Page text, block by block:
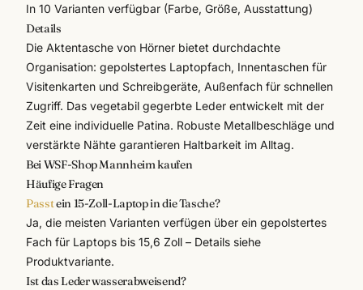
In 10 Varianten verfügbar (Farbe, Größe, Ausstattung)
Details
Die Aktentasche von Hörner bietet durchdachte
Organisation: gepolstertes Laptopfach, Innentaschen für
Visitenkarten und Schreibgeräte, Außenfach für schnellen
Zugriff. Das vegetabil gegerbte Leder entwickelt mit der
Zeit eine individuelle Patina. Robuste Metallbeschläge und
verstärkte Nähte garantieren Haltbarkeit im Alltag.
Bei WSF-Shop Mannheim kaufen
Häufige Fragen
Passtein 15-Zoll-Laptop in die Tasche?
Ja, die meisten Varianten verfügen über ein gepolstertes
Fach für Laptops bis 15,6 Zoll – Details siehe
Produktvariante.
Ist das Leder wasserabweisend?